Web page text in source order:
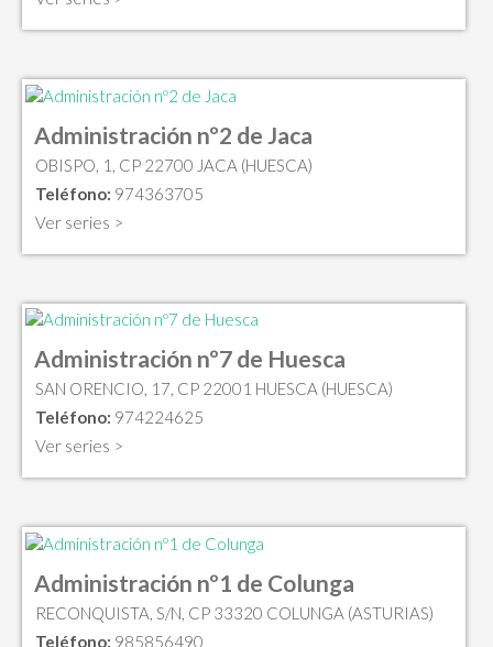
Administración nº2 de Jaca
OBISPO, 1, CP 22700 JACA (HUESCA)
Teléfono: 974363705
Ver series >
Administración nº7 de Huesca
SAN ORENCIO, 17, CP 22001 HUESCA (HUESCA)
Teléfono: 974224625
Ver series >
Administración nº1 de Colunga
RECONQUISTA, S/N, CP 33320 COLUNGA (ASTURIAS)
Teléfono: 985856490